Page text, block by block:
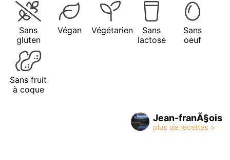
Sans
gluten
Végan Végétarien
Sans
lactose
Sans
oeuf
Sans fruit
à coque
Jean-franÃ§ois